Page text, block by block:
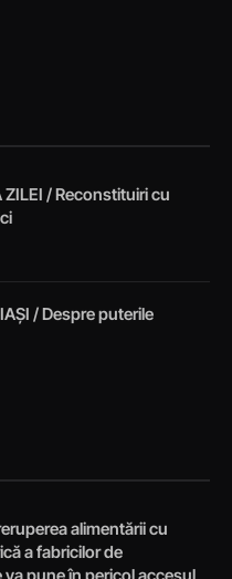
ZILEI / Reconstituiri cu
/ Despre puterile
alimentării cu
a fabricilor de